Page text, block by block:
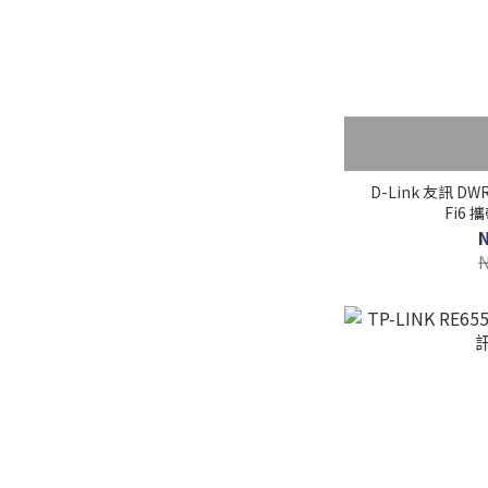
D-Link 友訊
Fi6